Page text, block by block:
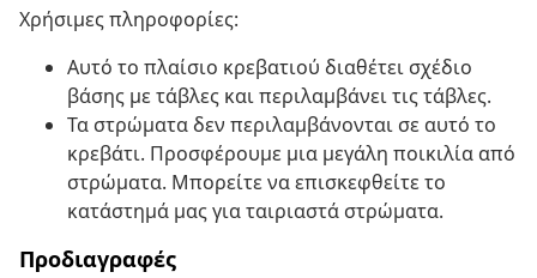
Χρήσιμες πληροφορίες:
Αυτό το πλαίσιο κρεβατιού διαθέτει σχέδιο
βάσης με τάβλες και περιλαμβάνει τις τάβλες.
Τα στρώματα δεν περιλαμβάνονται σε αυτό το
κρεβάτι. Προσφέρουμε μια μεγάλη ποικιλία από
στρώματα. Μπορείτε να επισκεφθείτε το
κατάστημά μας για ταιριαστά στρώματα.
Προδιαγραφές